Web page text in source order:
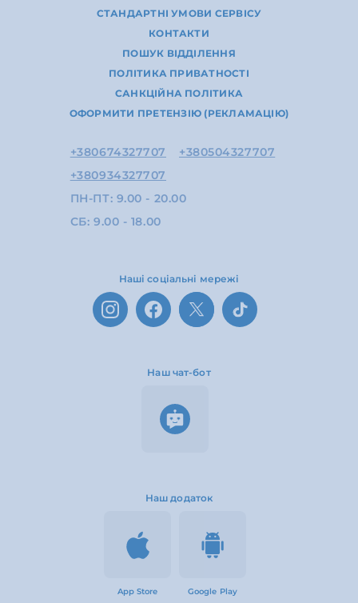
СТАНДАРТНІ УМОВИ СЕРВІСУ
КОНТАКТИ
ПОШУК ВІДДІЛЕННЯ
ПОЛІТИКА ПРИВАТНОСТІ
САНКЦІЙНА ПОЛІТИКА
ОФОРМИТИ ПРЕТЕНЗІЮ (РЕКЛАМАЦІЮ)
Наш додаток
App Store Google Play
Наш чат-бот
Наші соціальні мережі
+380674327707
+380504327707
+380934327707
ПН-ПТ: 9.00 - 20.00
СБ: 9.00 - 18.00